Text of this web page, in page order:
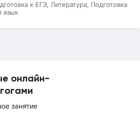
онлайн-
занятие
к ЕГЭ, Литература, Подготовка
язык